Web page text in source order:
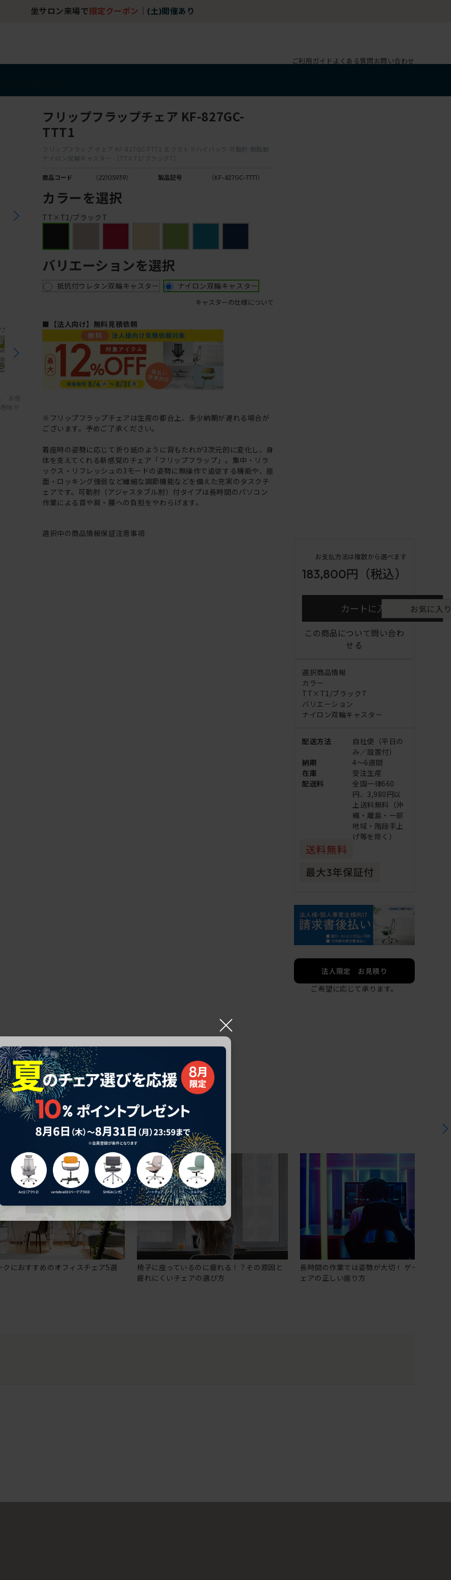
坐サロン来場で 限定クーポン (土)開催あり
ご利用ガイド よくある質問お問い合わせ
お使
味が
フリップフラップチェア KF-827GC-
TTT1
フリップフラップ チェア KF-827GC-TTT1 エクストラハイバック 可動肘 樹脂脚
ナイロン双輪キャスター ［TT×T1/ブラックT］
商品コード （22105939） 製品記号 （KF-827GC-TTT1）
カラーを選択
TT×T1/ブラックT
バリエーションを選択
抵抗付ウレタン双輪キャスター ナイロン双輪キャスター
キャスターの仕様について
■【法人向け】無料見積依頼
※フリップフラップチェアは生産の都合上、多少納期が遅れる場合が
ございます。予めご了承ください。
着座時の姿勢に応じて折り紙のように背もたれが3次元的に変化し、身
体を支えてくれる新感覚のチェア「フリップフラップ」。集中・リラ
ックス・リフレッシュの3モードの姿勢に無操作で追従する機能や、座
面・ロッキング強弱など繊細な調節機能などを備えた充実のタスクチ
ェアです。可動肘（アジャスタブル肘）付タイプは長時間のパソコン
作業による首や肩・腰への負担をやわらげます。
選択中の商品情報保証注意事項
お支払方法は複数から選べます
183,800円 （税込）
カートに入れる お気に入
この商品について問い合わ
せる
選択商品情報
カラー
TT×T1/ブラックT
バリエーション
ナイロン双輪キャスター
配送方法
自社便（平日の
み／設置付）
納期
4～6週間
在庫
受注生産
配送料
全国一律660
円、3,980円以
上送料無料（沖
縄・離島・一部
地域・階段手上
げ等を除く）
法人限定 お見積り
ご希望に応じて承ります。
クにおすすめのオフィスチェア5選
椅子に座っているのに疲れる！？その原因と
疲れにくいチェアの選び方
長時間の作業では姿勢が大切！ ゲーミングチ
ェアの正しい座り方
×